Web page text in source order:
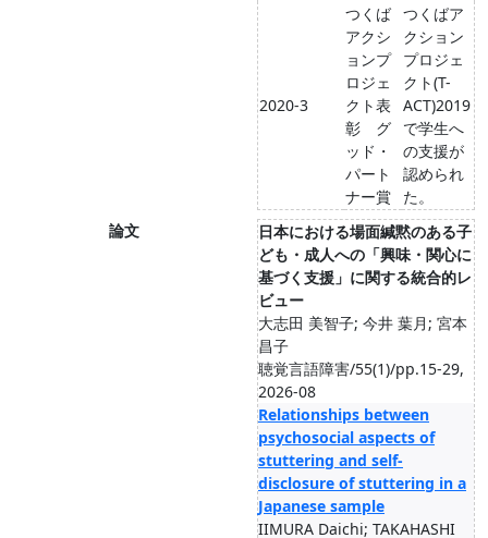
2020-3
つくば
アクシ
ョンプ
ロジェ
クト表
彰 グ
ッド・
パート
ナー賞
つくばア
クション
プロジェ
クト(T-
ACT)2019
で学生へ
の支援が
認められ
た。
論文
日本における場面緘黙のある子
ども・成人への「興味・関心に
基づく支援」に関する統合的レ
ビュー
大志田 美智子; 今井 葉月; 宮本
昌子
聴覚言語障害/55(1)/pp.15-29,
2026-08
Relationships between
psychosocial aspects of
stuttering and self-
disclosure of stuttering in a
Japanese sample
IIMURA Daichi; TAKAHASHI